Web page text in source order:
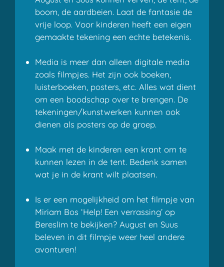
boom, de aardbeien. Laat de fantasie de
vrije loop. Voor kinderen heeft een eigen
gemaakte tekening een echte betekenis.
Media is meer dan alleen digitale media
zoals filmpjes. Het zijn ook boeken,
luisterboeken, posters, etc. Alles wat dient
om een boodschap over te brengen. De
tekeningen/kunstwerken kunnen ook
dienen als posters op de groep.
Maak met de kinderen een krant om te
kunnen lezen in de tent. Bedenk samen
wat je in de krant wilt plaatsen.
Is er een mogelijkheid om het filmpje van
Miriam Bos ‘Help! Een verrassing’ op
Bereslim te bekijken? August en Suus
beleven in dit filmpje weer heel andere
avonturen!